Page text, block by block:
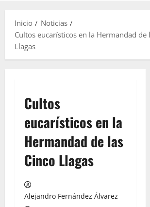
Inicio
Noticias
Cultos eucarísticos en la Hermandad de
Llagas
Cultos
eucarísticos en la
Hermandad de las
Cinco Llagas
Alejandro Fernández Álvarez